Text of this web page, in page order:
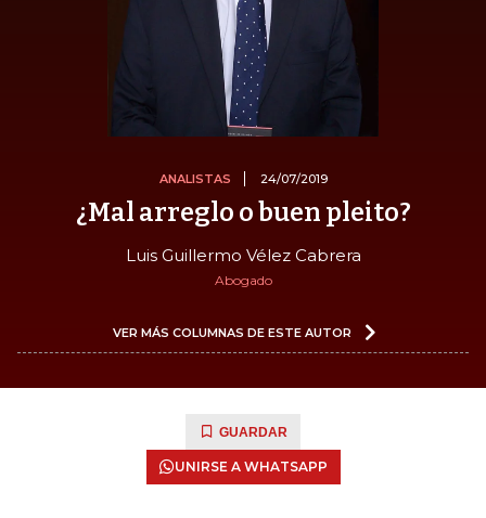
ANALISTAS 24/07/2019
¿Mal arreglo o buen pleito?
Luis Guillermo Vélez Cabrera
Abogado
VER MÁS COLUMNAS DE ESTE AUTOR
GUARDAR
UNIRSE A WHATSAPP